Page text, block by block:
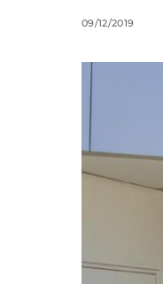
09/12/2019